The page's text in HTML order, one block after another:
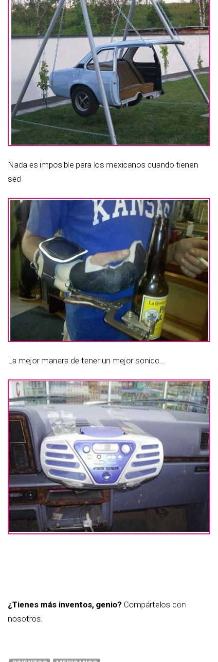
Nada es imposible para los mexicanos cuando tienen
sed
La mejor manera de tener un mejor sonido…
¿Tienes más inventos, genio? Compártelos con
nosotros.